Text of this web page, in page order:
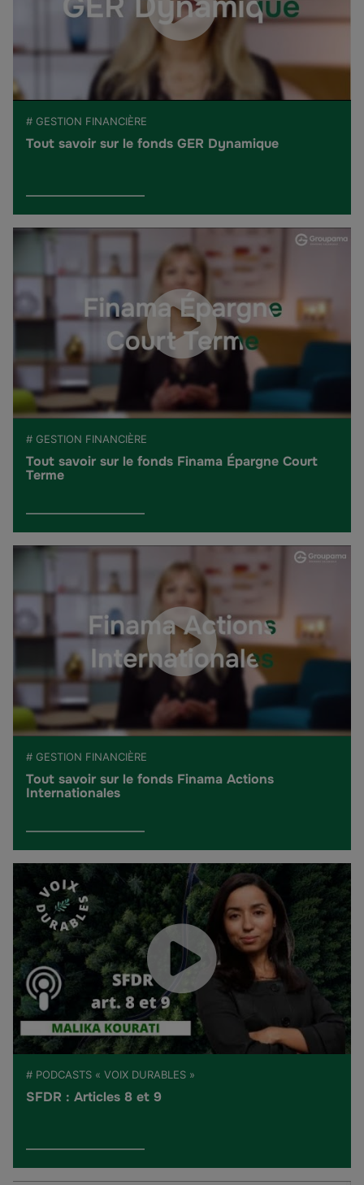
# GESTION FINANCIÈRE
Tout savoir sur le fonds GER Dynamique
# GESTION FINANCIÈRE
Tout savoir sur le fonds Finama Épargne Court
Terme
# GESTION FINANCIÈRE
Tout savoir sur le fonds Finama Actions
Internationales
# PODCASTS « VOIX DURABLES »
SFDR : Articles 8 et 9